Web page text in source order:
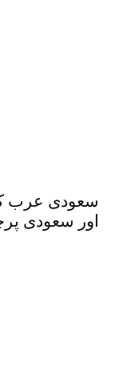
سعودی عرب کی
اور سعودی